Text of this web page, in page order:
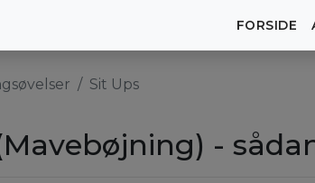
FORSIDE
Sit Ups
-